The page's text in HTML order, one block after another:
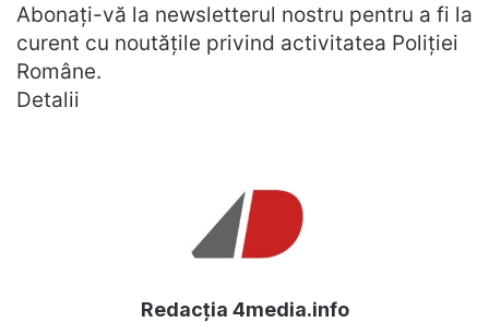
Abonați-vă la newsletterul nostru pentru a fi la
curent cu noutățile privind activitatea Poliției
Române.
Detalii
Redacția 4media.info